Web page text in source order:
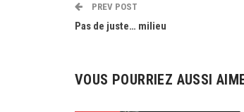
PREV POST
Pas de juste… milieu
VOUS POURRIEZ AUSSI